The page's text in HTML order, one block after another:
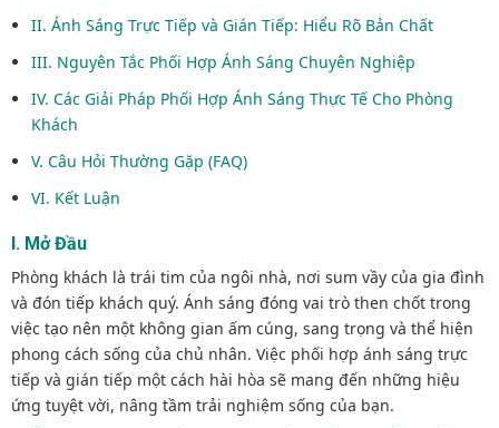
II. Ánh Sáng Trực Tiếp và Gián Tiếp: Hiểu Rõ Bản Chất
III. Nguyên Tắc Phối Hợp Ánh Sáng Chuyên Nghiệp
IV. Các Giải Pháp Phối Hợp Ánh Sáng Thực Tế Cho Phòng
Khách
V. Câu Hỏi Thường Gặp (FAQ)
VI. Kết Luận
I. Mở Đầu
Phòng khách là trái tim của ngôi nhà, nơi sum vầy của gia đình
và đón tiếp khách quý. Ánh sáng đóng vai trò then chốt trong
việc tạo nên một không gian ấm cúng, sang trọng và thể hiện
phong cách sống của chủ nhân. Việc phối hợp ánh sáng trực
tiếp và gián tiếp một cách hài hòa sẽ mang đến những hiệu
ứng tuyệt vời, nâng tầm trải nghiệm sống của bạn.